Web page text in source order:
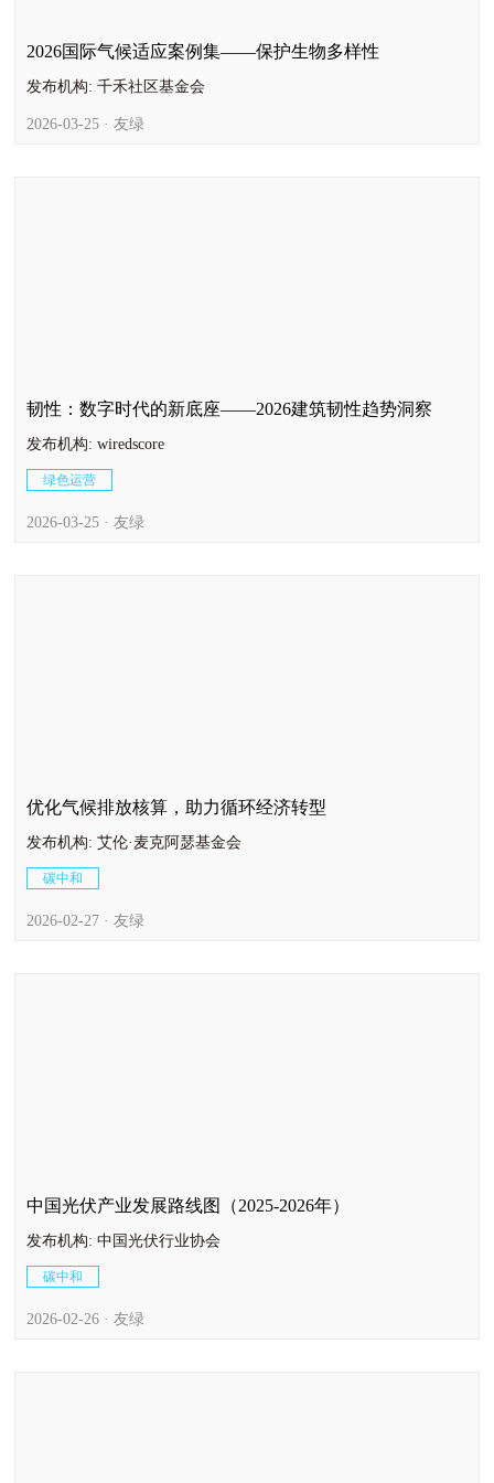
2026国际气候适应案例集——保护生物多样性
发布机构: 千禾社区基金会
2026-03-25 · 友绿
韧性：数字时代的新底座——2026建筑韧性趋势洞察
发布机构: wiredscore
绿色运营
2026-03-25 · 友绿
优化气候排放核算，助力循环经济转型
发布机构: 艾伦·麦克阿瑟基金会
碳中和
2026-02-27 · 友绿
中国光伏产业发展路线图（2025-2026年）
发布机构: 中国光伏行业协会
碳中和
2026-02-26 · 友绿